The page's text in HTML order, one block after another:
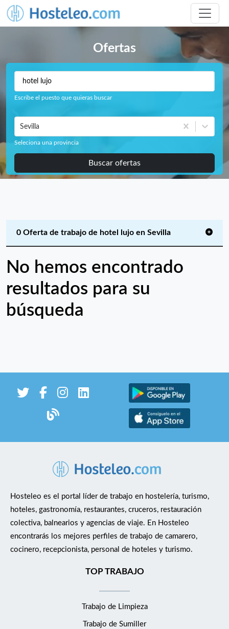
Ofertas
Escribe el puesto que quieras buscar
Sevilla
Seleciona una provincia
Buscar ofertas
0 Oferta de trabajo de hotel lujo en Sevilla
No hemos encontrado
resultados para su
búsqueda
Hosteleo es el portal líder de trabajo en hostelería, turismo,
hoteles, gastronomía, restaurantes, cruceros, restauración
colectiva, balnearios y agencias de viaje. En Hosteleo
encontrarás los mejores perfiles de trabajo de camarero,
cocinero, recepcionista, personal de hoteles y turismo.
TOP TRABAJO
Trabajo de Limpieza
Trabajo de Sumiller